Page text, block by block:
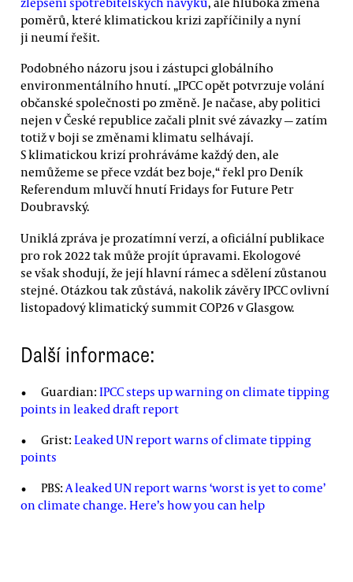
poměrů, které klimatickou krizi zapříčinily a nyní
ji neumí řešit.
Podobného názoru jsou i zástupci globálního
environmentálního hnutí. „IPCC opět potvrzuje volání
občanské společnosti po změně. Je načase, aby politici
nejen v České republice začali plnit své závazky — zatím
totiž v boji se změnami klimatu selhávají.
S klimatickou krizí prohráváme každý den, ale
nemůžeme se přece vzdát bez boje,“ řekl pro Deník
Referendum mluvčí hnutí Fridays for Future Petr
Doubravský.
Uniklá zpráva je prozatímní verzí, a oficiální publikace
pro rok 2022 tak může projít úpravami. Ekologové
se však shodují, že její hlavní rámec a sdělení zůstanou
stejné. Otázkou tak zůstává, nakolik závěry IPCC ovlivní
listopadový klimatický summit COP26 v Glasgow.
Další informace:
Guardian: IPCC steps up warning on climate tipping
points in leaked draft report
Grist: Leaked UN report warns of climate tipping
points
PBS:A leaked UN report warns ‘worst is yet to come’
on climate change. Here’s how you can help